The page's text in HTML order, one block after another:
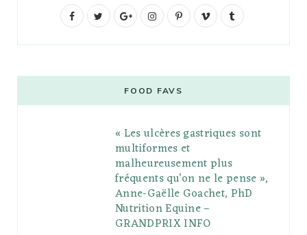
F
b
t
G
g
l
e
P
l
s
I
t
a
g
r
a
m
P
e
r
e
s
V
o
l
r
FOOD FAVS
« Les ulcères gastriques sont
multiformes et
malheureusement plus
fréquents qu’on ne le pense »,
Anne-Gaëlle Goachet, PhD
Nutrition Equine –
GRANDPRIX INFO